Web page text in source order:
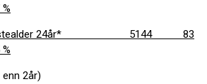
minstealder 24år* 5144 83
2år)